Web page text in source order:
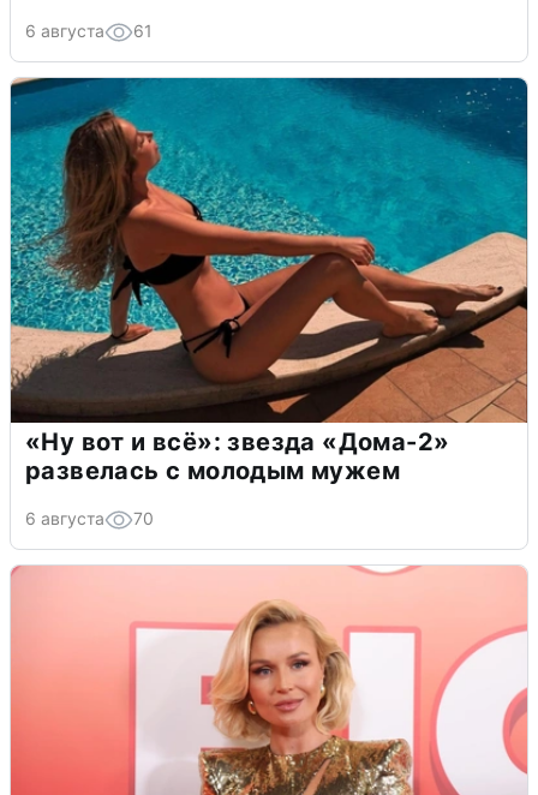
6 августа 61
«Ну вот и всё»: звезда «Дома-2»
развелась с молодым мужем
6 августа 70